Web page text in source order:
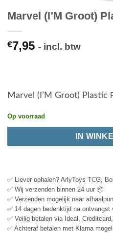
Marvel (I’M Groot)
€7,95 - incl. btw
Marvel (I’M Groot) Plastic
Op voorraad
IN
✅ Liever ophalen? ArlyToys TCG,
✅ Wij verzenden binnen 24 uur 📦
✅ Verzenden mogelijk naar
✅ 14 dagen bedenktijd na ontvangst
✅ Veilig betalen via Ideal,
✅ Achteraf betalen met Klarna